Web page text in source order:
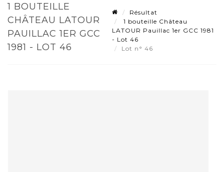
1 BOUTEILLE
CHÂTEAU LATOUR
PAUILLAC 1ER GCC
1981 - LOT 46
Résultat
1 bouteille Château
LATOUR Pauillac 1er GCC 1981
- Lot 46
Lot n° 46